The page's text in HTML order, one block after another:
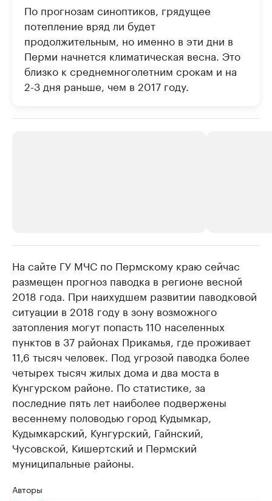
По прогнозам синоптиков, грядущее
потепление вряд ли будет
продолжительным, но именно в эти дни в
Перми начнется климатическая весна. Это
близко к среднемноголетним срокам и на
2-3 дня раньше, чем в 2017 году.
Крупнейшие производители и
продавцы медийной продукции
Ознакомьтесь с информацией в каталоге
Страховые
Посмотрите в
На сайте ГУ МЧС по Пермскому краю сейчас
размещен прогноз паводка в регионе весной
2018 года. При наихудшем развитии паводковой
ситуации в 2018 году в зону возможного
затопления могут попасть 110 населенных
пунктов в 37 районах Прикамья, где проживает
11,6 тысяч человек. Под угрозой паводка более
четырех тысяч жилых дома и два моста в
Кунгурском районе. По статистике, за
последние пять лет наиболее подвержены
весеннему половодью город Кудымкар,
Кудымкарский, Кунгурский, Гайнский,
Чусовской, Кишертский и Пермский
муниципальные районы.
Авторы